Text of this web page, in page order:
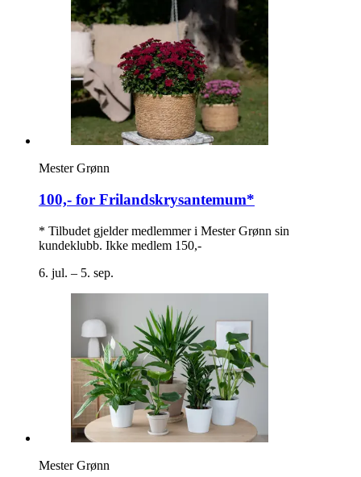
Mester Grønn
100,- for Frilandskrysantemum*
* Tilbudet gjelder medlemmer i Mester Grønn sin
kundeklubb. Ikke medlem 150,-
6. jul. – 5. sep.
Mester Grønn